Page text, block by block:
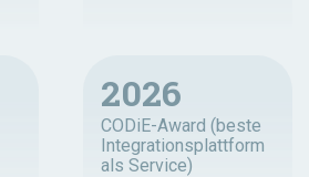
2026
CODiE-Award (beste
Integrationsplattform
als Service)